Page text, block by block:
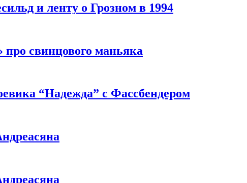
и ленту о Грозном в 1994
про свинцового маньяка
“Надежда” с Фассбендером